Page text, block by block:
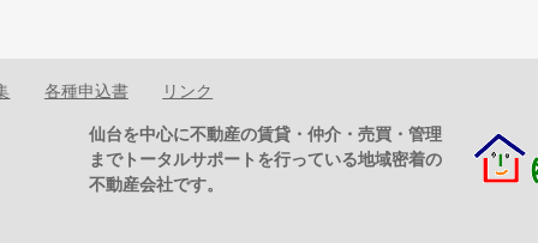
各種申込書 リンク
仙台を中心に不動産の賃貸・仲介・売買・管理
までトータルサポートを行っている地域密着の
不動産会社です。